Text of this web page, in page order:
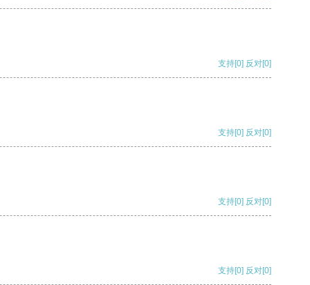
支持[0] 反对[0]
支持[0] 反对[0]
支持[0] 反对[0]
支持[0] 反对[0]